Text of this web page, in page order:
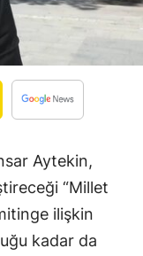
Aytekin,
“Millet
ilişkin
kadar da